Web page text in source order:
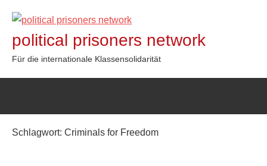
Inhalt
springen
political prisoners network
Für die internationale Klassensolidarität
Schlagwort: Criminals for Freedom